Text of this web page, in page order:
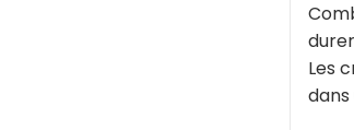
Les
dans